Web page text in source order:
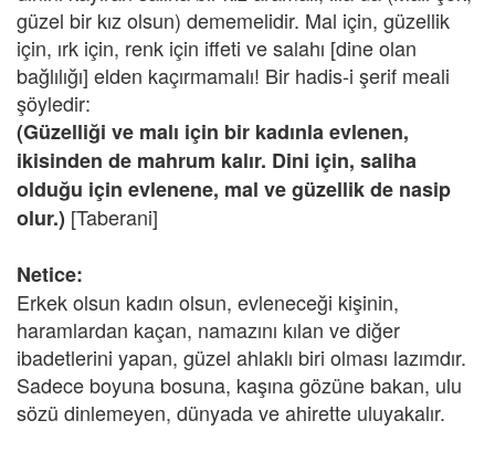
güzel bir kız olsun) dememelidir. Mal için, güzellik
için, ırk için, renk için iffeti ve salahı [dine olan
bağlılığı] elden kaçırmamalı! Bir hadis-i şerif meali
şöyledir:
(Güzelliği ve malı için bir kadınla evlenen,
ikisinden de mahrum kalır. Dini için, saliha
olduğu için evlenene, mal ve güzellik de nasip
olur.) [Taberani]
Netice:
Erkek olsun kadın olsun, evleneceği kişinin,
haramlardan kaçan, namazını kılan ve diğer
ibadetlerini yapan, güzel ahlaklı biri olması lazımdır.
Sadece boyuna bosuna, kaşına gözüne bakan, ulu
sözü dinlemeyen, dünyada ve ahirette uluyakalır.